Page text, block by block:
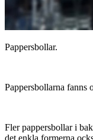
Pappersbollar.
Pappersbollarna fanns
Fler pappersbollar i